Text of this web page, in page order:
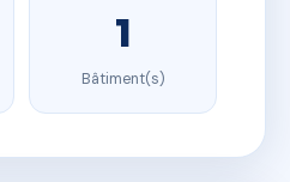
1
Bâtiment(s)